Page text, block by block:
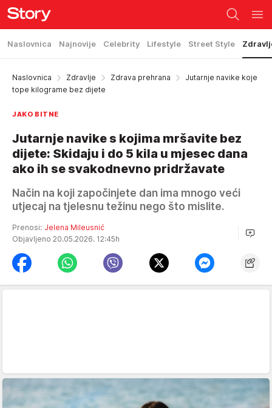
Naslovnica Najnovije Celebrity Lifestyle Street Style
Naslovnica Zdravlje Zdrava prehrana
Jutarnje navike koje
tope kilograme bez dijete
JAKO BITNE
Jutarnje navike s kojima mršavite bez
dijete: Skidaju i do 5 kila u mjesec dana
ako ih se svakodnevno pridržavate
Način na koji započinjete dan ima mnogo veći
utjecaj na tjelesnu težinu nego što mislite.
Prenosi: Jelena Mileusnić
Objavljeno 20.05.2026. 12:45h